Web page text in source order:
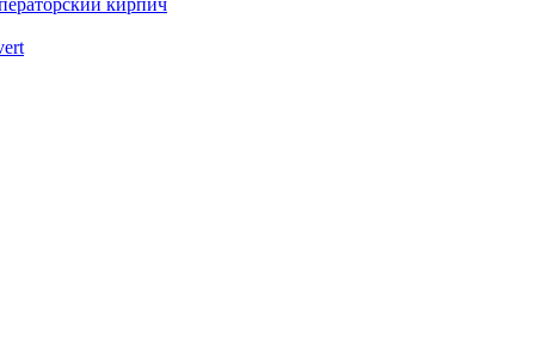
кирпич